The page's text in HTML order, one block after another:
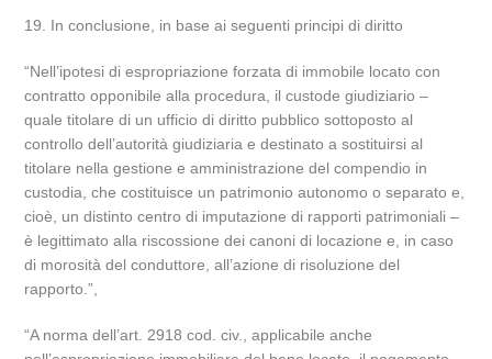
19. In conclusione, in base ai seguenti principi di diritto
“Nell’ipotesi di espropriazione forzata di immobile locato con
contratto opponibile alla procedura, il custode giudiziario –
quale titolare di un ufficio di diritto pubblico sottoposto al
controllo dell’autorità giudiziaria e destinato a sostituirsi al
titolare nella gestione e amministrazione del compendio in
custodia, che costituisce un patrimonio autonomo o separato e,
cioè, un distinto centro di imputazione di rapporti patrimoniali –
è legittimato alla riscossione dei canoni di locazione e, in caso
di morosità del conduttore, all’azione di risoluzione del
rapporto.”,
“A norma dell’art. 2918 cod. civ., applicabile anche